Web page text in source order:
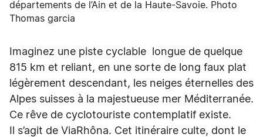
départements de l’Ain et de la Haute-Savoie. Photo
Thomas garcia
Imaginez une piste cyclable longue de quelque
815 km et reliant, en une sorte de long faux plat
légèrement descendant, les neiges éternelles des
Alpes suisses à la majestueuse mer Méditerranée.
Ce rêve de cyclotouriste contemplatif existe.
Il s’agit de ViaRhôna. Cet itinéraire culte, dont le